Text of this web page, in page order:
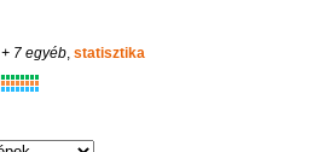
+ 7 egyéb, statisztika